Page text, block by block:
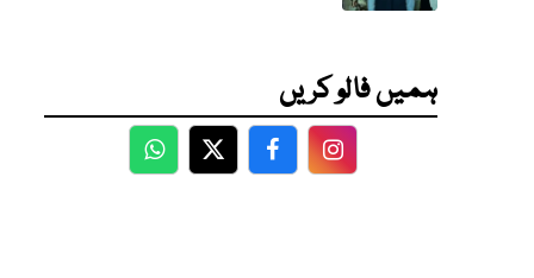
ہمیں فالو کریں
WhatsApp
TwitterFacebookFacebook